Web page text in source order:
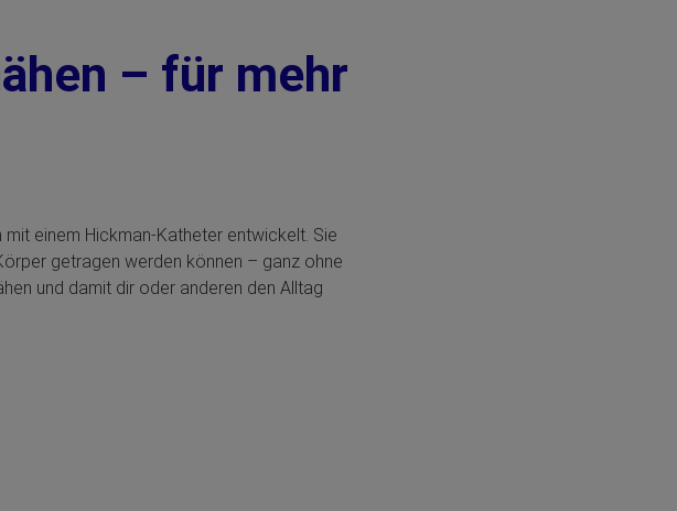
– für mehr
einem Hickman-Katheter entwickelt. Sie
getragen werden können – ganz ohne
und damit dir oder anderen den Alltag